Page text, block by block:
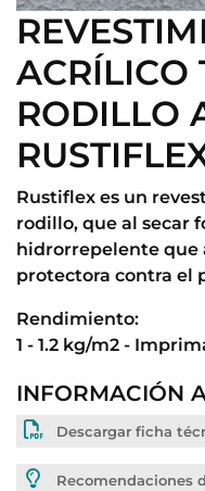
ACRÍLICO
RODILLO
Rustiflex es un
rodillo, que al secar
hidrorrepelente que
protectora contra el
Rendimiento:
1 - 1.2 kg/m2 -
INFORMACIÓN
Descargar ficha
Recomendaciones